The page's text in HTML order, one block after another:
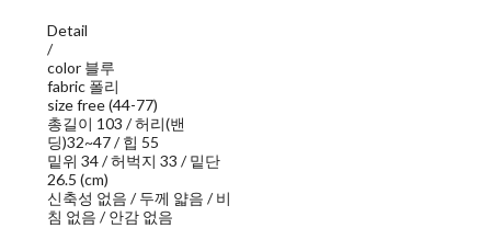
Detail
/
color 블루
fabric 폴리
size free (44-77)
총길이 103 / 허리(밴
딩)32~47 / 힙 55
밑위 34 / 허벅지 33 / 밑단
26.5 (cm)
신축성 없음 / 두께 얇음 / 비
침 없음 / 안감 없음